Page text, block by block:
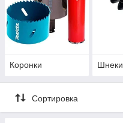
Коронки Шнеки
Сортировка